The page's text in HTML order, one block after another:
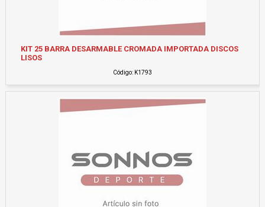
KIT 25 BARRA DESARMABLE CROMADA IMPORTADA DISCOS
LISOS
Código: K1793